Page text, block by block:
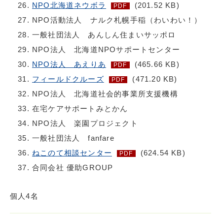
NPO北海道ネウボラ
PDF
(201.52 KB)
NPO活動法人 ナルク札幌手稲（わいわい！）
一般社団法人 あんしん住まいサッポロ
NPO法人 北海道NPOサポートセンター
NPO法人 あえりあ
PDF
(465.66 KB)
フィールドクルーズ
PDF
(471.20 KB)
NPO法人 北海道社会的事業所支援機構
在宅ケアサポートみとかん
NPO法人 楽園プロジェクト
一般社団法人 fanfare
ねこのて相談センター
PDF
(624.54 KB)
合同会社 優助GROUP
個人4名